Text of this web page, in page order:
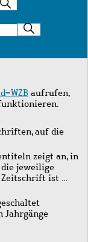
aufrufen,
auf die
zeigt an, in
jeweilige
ist …
Jahrgänge